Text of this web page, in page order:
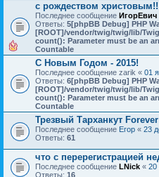
с рождеством
Последнее сообщение ИгорЕвич
Ответы: 5[phpBB Debug] PHP
[ROOT]/vendor/twig/twig/lib/
count(): Parameter must be an
Countable
С Новым Годом - 2015!
Последнее сообщение zarik « 01
Ответы: 6[phpBB Debug] PHP
[ROOT]/vendor/twig/twig/lib/
count(): Parameter must be an
Countable
Трезвый Тарханкут
Последнее сообщение Егор « 23
Ответы: 61
что с перерегистрацией
Последнее сообщение LNick « 20
Ответы: 16